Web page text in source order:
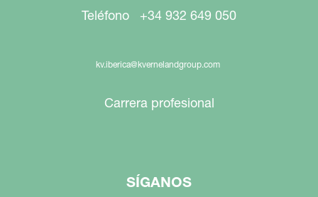
Teléfono +34 932 649 050
kv.iberica@kvernelandgroup.com
Carrera profesional
SÍGANOS